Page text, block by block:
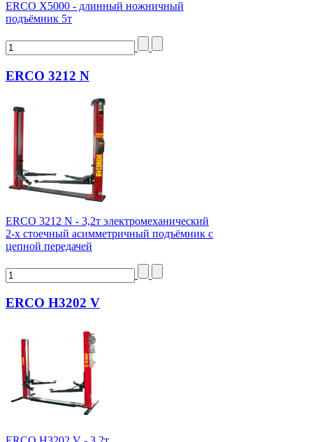
ERCO X5000 - длинный ножничный
подъёмник 5т
ERCO 3212 N
ERCO 3212 N - 3,2т электромеханический
2-х стоечный асимметричный подъёмник с
цепной передачей
ERCO H3202 V